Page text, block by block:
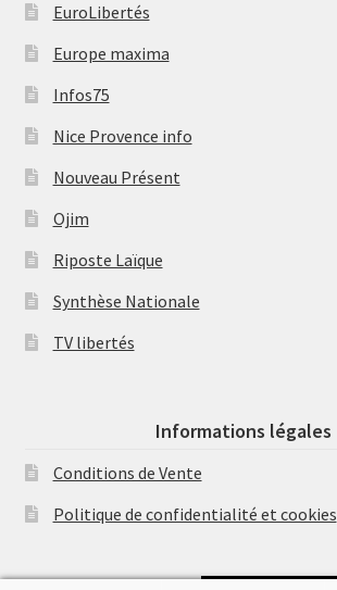
EuroLibertés
Europe maxima
Infos75
Nice Provence info
Nouveau Présent
Ojim
Riposte Laïque
Synthèse Nationale
TV libertés
Informations légales
Conditions de Vente
Politique de confidentialité et cookies